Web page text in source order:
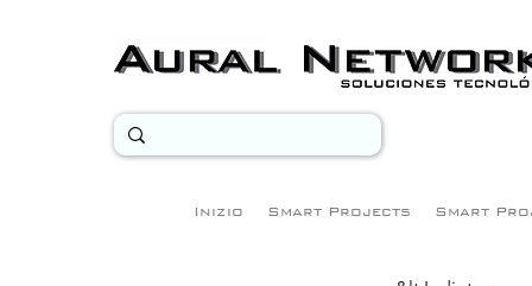
Inizio Smart Projects Smart